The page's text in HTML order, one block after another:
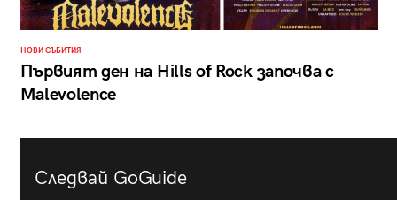
НОВИ СЪБИТИЯ
Първият ден на Hills of Rock започва с
Malevolence
Следвай GoGuide